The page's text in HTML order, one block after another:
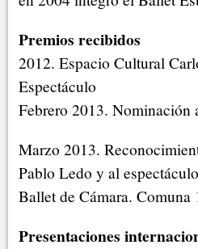
Premios recibidos
2012. Espacio Cultural
Espectáculo
Febrero 2013. Nominación
Marzo 2013.
Pablo Ledo y al
Ballet de Cámara.
Presentaciones